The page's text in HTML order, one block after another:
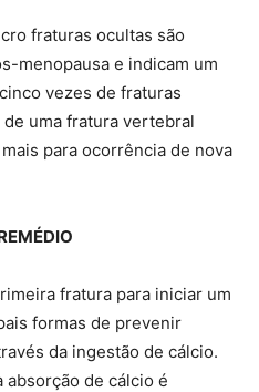
fraturas ocultas são
menopausa e indicam um
vezes de fraturas
uma fratura vertebral
para ocorrência de nova
fratura para iniciar um
formas de prevenir
da ingestão de cálcio.
absorção de cálcio é